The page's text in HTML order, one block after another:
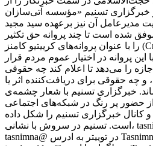
تسنیم «مؤسسه آتی‌سازان
مدیرعامل آن نیز برعهده سید مجید
شده است تا چند پروانه حق تکثیر
را با عنوان پروانه‌های کرییتیو کامنز (Creative Commons) دریافت
این پروانه در اختیار عموم مردم قرار
را می‌دهد تا اعلام کند چه حقوقی
چه حقوقی برای دریافت‌کننده اثر یا
خبرگزاری تسنیم با شعار چشمه‌ی
حضور پر رنگ در شبکه‌های اجتماعی
خبرگزاری تسنیم را شکل داده
است. تسنیم در سروش با نشانی، tasnimna@ در آی گپ با آیدی
tasnimna@ در توییتر به ادرس Tasnimnews_Fa@ در آپارات